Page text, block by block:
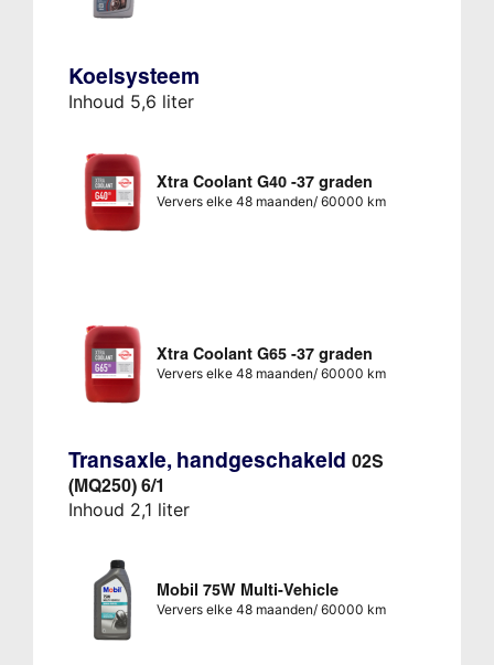
Koelsysteem
Inhoud 5,6 liter
Xtra Coolant G40 -37 graden
Ververs elke 48 maanden/ 60000 km
Xtra Coolant G65 -37 graden
Ververs elke 48 maanden/ 60000 km
Transaxle, handgeschakeld 02S
(MQ250) 6/1
Inhoud 2,1 liter
Mobil 75W Multi-Vehicle
Ververs elke 48 maanden/ 60000 km